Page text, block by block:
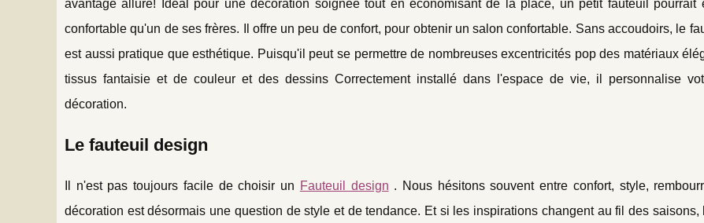
avantage allure! Idéal pour une décoration soignée tout en économisant de la place, un petit fauteuil pourrait
confortable qu'un de ses frères. Il offre un peu de confort, pour obtenir un salon confortable. Sans accoudoirs, le
est aussi pratique que esthétique. Puisqu'il peut se permettre de nombreuses excentricités pop des matériaux
tissus fantaisie et de couleur et des dessins Correctement installé dans l'espace de vie, il personnalise
décoration.
Le fauteuil design
Il n'est pas toujours facile de choisir un Fauteuil design . Nous hésitons souvent entre confort, style,
décoration est désormais une question de style et de tendance. Et si les inspirations changent au fil des saisons,